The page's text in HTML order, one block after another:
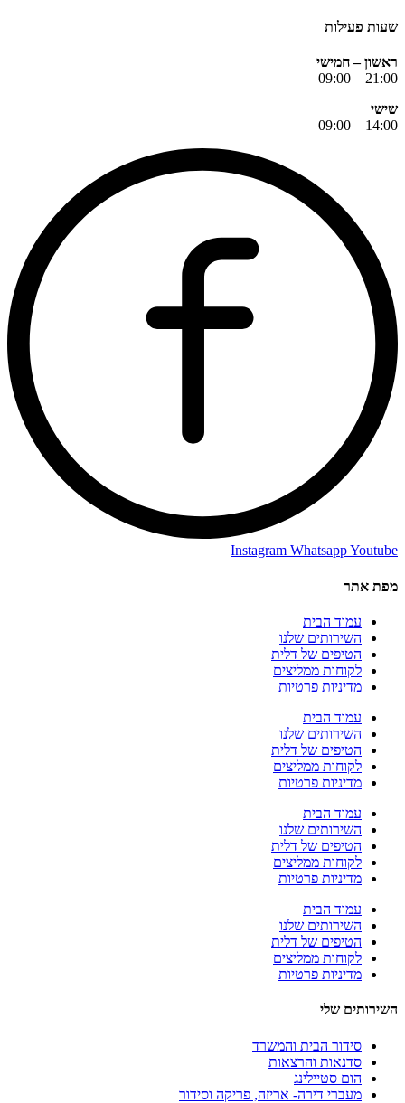
שעות פעילות
ראשון – חמישי
21:00 – 09:00
שישי
14:00 – 09:00
Instagram WhatsappYoutube
מפת אתר
עמוד הבית
השירותים שלנו
הטיפים של דלית
לקוחות ממליצים
מדיניות פרטיות
עמוד הבית
השירותים שלנו
הטיפים של דלית
לקוחות ממליצים
מדיניות פרטיות
עמוד הבית
השירותים שלנו
הטיפים של דלית
לקוחות ממליצים
מדיניות פרטיות
עמוד הבית
השירותים שלנו
הטיפים של דלית
לקוחות ממליצים
מדיניות פרטיות
השירותים שלי
סידור הבית והמשרד
סדנאות והרצאות
הום סטיילינג
מעברי דירה- אריזה, פריקה וסידור